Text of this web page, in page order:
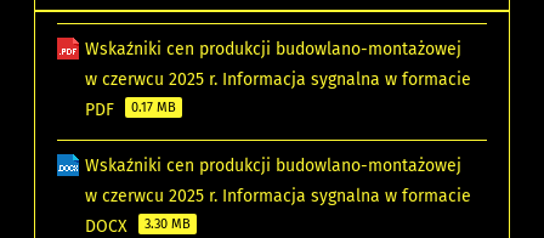
Wskaźniki cen produkcji budowlano-montażowej
w czerwcu 2025 r. Informacja sygnalna w formacie
PDF
0.17 MB
Wskaźniki cen produkcji budowlano-montażowej
w czerwcu 2025 r. Informacja sygnalna w formacie
DOCX
3.30 MB